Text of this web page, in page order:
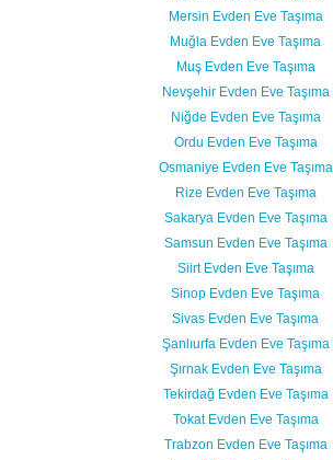
Mersin Evden Eve Taşıma
Muğla Evden Eve Taşıma
Muş Evden Eve Taşıma
Nevşehir Evden Eve Taşıma
Niğde Evden Eve Taşıma
Ordu Evden Eve Taşıma
Osmaniye Evden Eve Taşıma
Rize Evden Eve Taşıma
Sakarya Evden Eve Taşıma
Samsun Evden Eve Taşıma
Siirt Evden Eve Taşıma
Sinop Evden Eve Taşıma
Sivas Evden Eve Taşıma
Şanlıurfa Evden Eve Taşıma
Şırnak Evden Eve Taşıma
Tekirdağ Evden Eve Taşıma
Tokat Evden Eve Taşıma
Trabzon Evden Eve Taşıma